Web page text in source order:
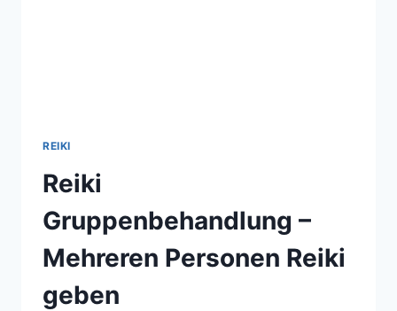
REIKI
Reiki
Gruppenbehandlung –
Mehreren Personen Reiki
geben